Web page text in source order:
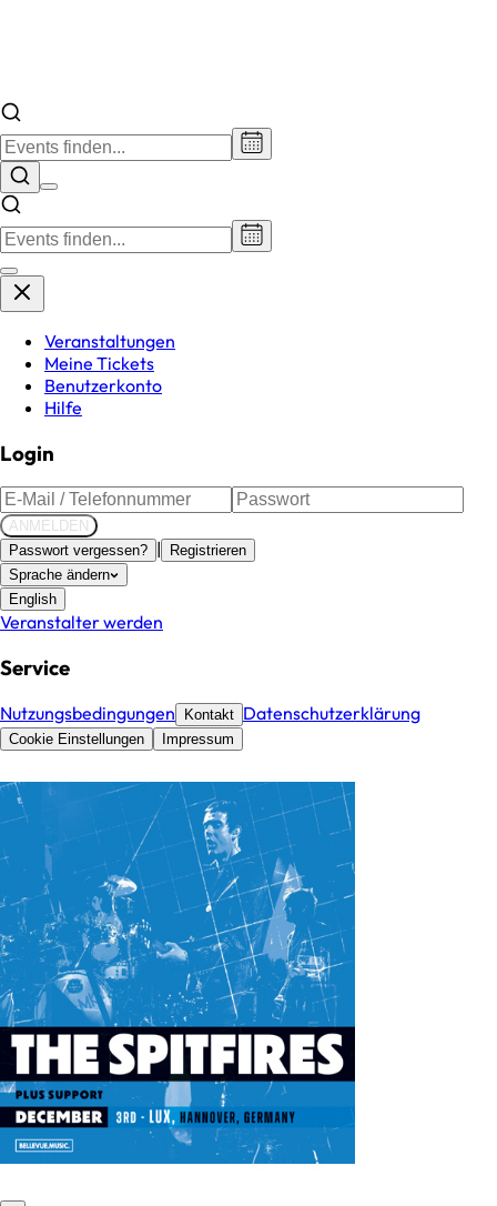
Veranstaltungen
Meine Tickets
Benutzerkonto
Hilfe
Login
ANMELDEN
Passwort vergessen? |
Registrieren
Sprache ändern
English
Veranstalter werden
Service
Nutzungsbedingungen Kontakt Datenschutzerklärung
Cookie Einstellungen Impressum